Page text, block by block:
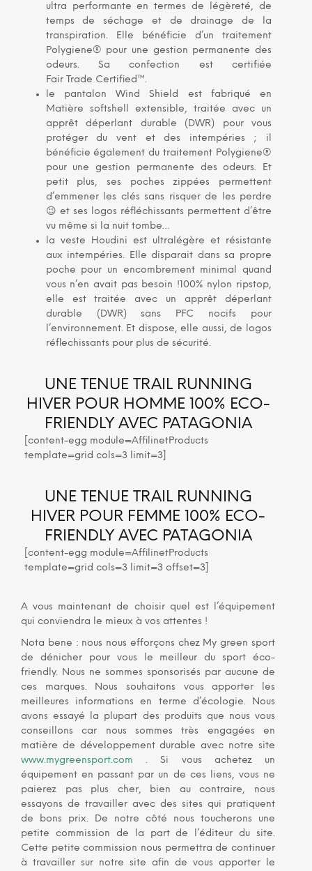
ultra performante en termes de légèreté, de
temps de séchage et de drainage de la
transpiration. Elle bénéficie d’un traitement
Polygiene® pour une gestion permanente des
odeurs. Sa confection est certifiée
Fair Trade Certified™.
le pantalon Wind Shield est fabriqué en
Matière softshell extensible, traitée avec un
apprêt déperlant durable (DWR) pour vous
protéger du vent et des intempéries ; il
bénéficie également du traitement Polygiene®
pour une gestion permanente des odeurs. Et
petit plus, ses poches zippées permettent
d’emmener les clés sans risquer de les perdre
😉 et ses logos réfléchissants permettent d’être
vu même si la nuit tombe…
la veste Houdini est ultralégère et résistante
aux intempéries. Elle disparait dans sa propre
poche pour un encombrement minimal quand
vous n’en avait pas besoin !100% nylon ripstop,
elle est traitée avec un apprêt déperlant
durable (DWR) sans PFC nocifs pour
l’environnement. Et dispose, elle aussi, de logos
réflechissants pour plus de sécurité.
UNE TENUE TRAIL RUNNING
HIVER POUR HOMME 100% ECO-
FRIENDLY AVEC PATAGONIA
[content-egg module=AffilinetProducts
template=grid cols=3 limit=3]
UNE TENUE TRAIL RUNNING
HIVER POUR FEMME 100% ECO-
FRIENDLY AVEC PATAGONIA
[content-egg module=AffilinetProducts
template=grid cols=3 limit=3 offset=3]
A vous maintenant de choisir quel est l’équipement
qui conviendra le mieux à vos attentes !
Nota bene : nous nous efforçons chez My green sport
de dénicher pour vous le meilleur du sport éco-
friendly. Nous ne sommes sponsorisés par aucune de
ces marques. Nous souhaitons vous apporter les
meilleures informations en terme d’écologie. Nous
avons essayé la plupart des produits que nous vous
conseillons car nous sommes très engagées en
matière de développement durable avec notre site
www.mygreensport.com . Si vous achetez un
équipement en passant par un de ces liens, vous ne
paierez pas plus cher, bien au contraire, nous
essayons de travailler avec des sites qui pratiquent
de bons prix. De notre côté nous toucherons une
petite commission de la part de l’éditeur du site.
Cette petite commission nous permettra de continuer
à travailler sur notre site afin de vous apporter le